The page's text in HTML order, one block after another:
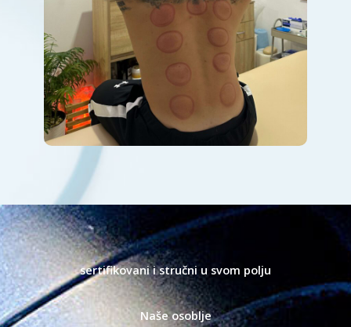
sertifikovani i stručni u svom polju
Naše osoblje